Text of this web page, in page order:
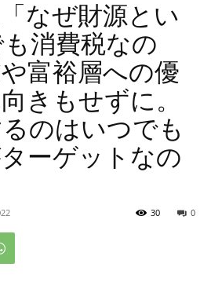
なぜ財源とい
消費税なの
富裕層への優
きもせずに。
のはいつでも
ーゲットなの
0
30